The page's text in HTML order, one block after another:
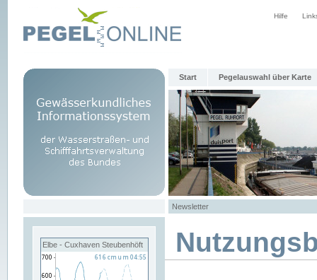
Hilfe
Start Pegelauswahl über Karte
Newsletter
Elbe - Cuxhaven Steubenhöft